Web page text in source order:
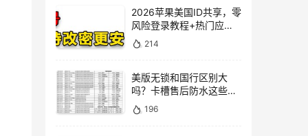
2026苹果美国ID共享，零
风险登录教程+热门应
用，避开锁机坑
214
美版无锁和国行区别大
吗？卡槽售后防水这些坑
你得知道
196